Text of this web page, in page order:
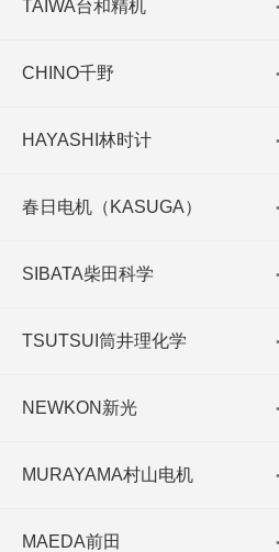
TAIWA台和精机
CHINO千野
HAYASHI林时计
春日电机（KASUGA）
SIBATA柴田科学
TSUTSUI筒井理化学
NEWKON新光
MURAYAMA村山电机
MAEDA前田